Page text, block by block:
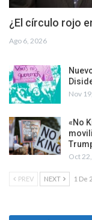
¿El círculo rojo
Ago 6, 2026
Nov
«No
Oct
PREV NEXT 1 De